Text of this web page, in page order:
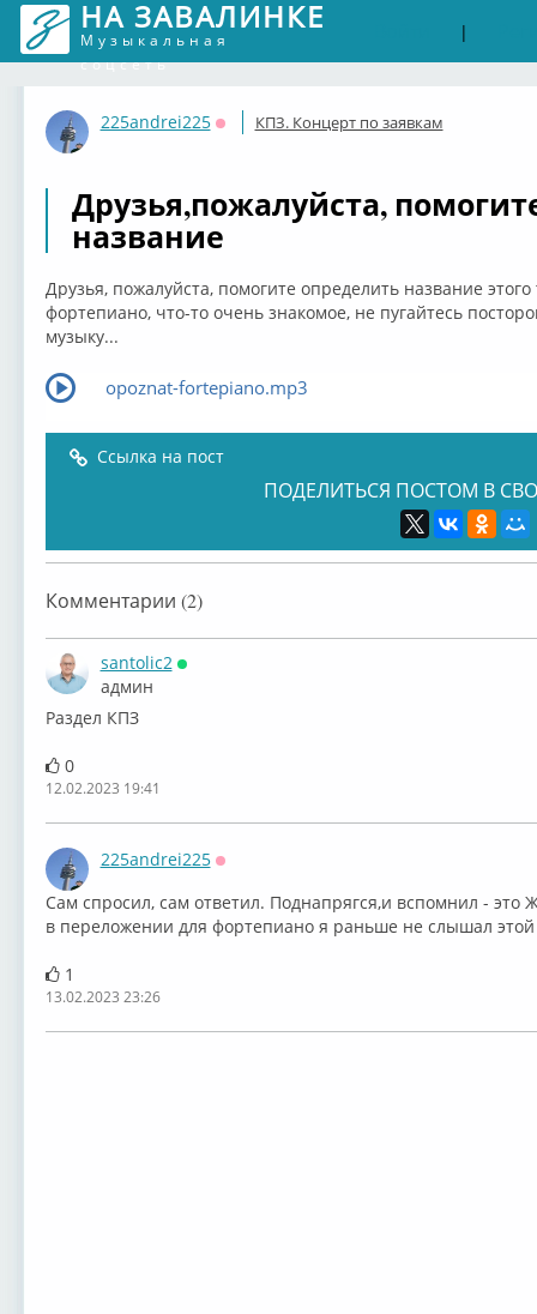
НА ЗАВАЛИНКЕ
Музыкальная
соцсеть
|
225andrei225
Оффлайн
КПЗ. Концерт по заявкам
Друзья,пожалуйста,
название
Друзья, пожалуйста, помогите определить название
фортепиано, что-то очень знакомое, не пугайтесь
музыку...
opoznat-fortepiano.mp3
Ссылка на пост
ПОДЕЛИТЬСЯ ПОСТОМ В
Комментарии (2)
santolic2
админ
Раздел КПЗ
0
12.02.2023 19:41
225andrei225
Сам спросил, сам ответил. Поднапрягся,и вспомнил -
в переложении для фортепиано я раньше не слышал
1
13.02.2023 23:26